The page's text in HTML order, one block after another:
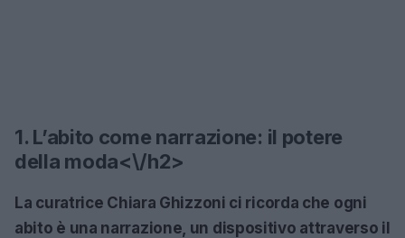
1. L’abito come narrazione: il potere
della moda<\/h2>
La curatrice Chiara Ghizzoni ci ricorda che ogni
abito è una narrazione, un dispositivo attraverso il